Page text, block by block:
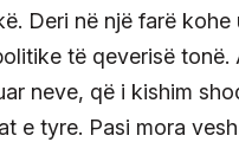
Deri në një farë
të qeverisë
neve, që i kishim
e tyre. Pasi mora